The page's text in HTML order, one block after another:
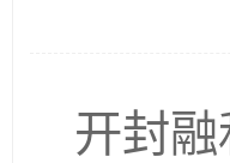
开封